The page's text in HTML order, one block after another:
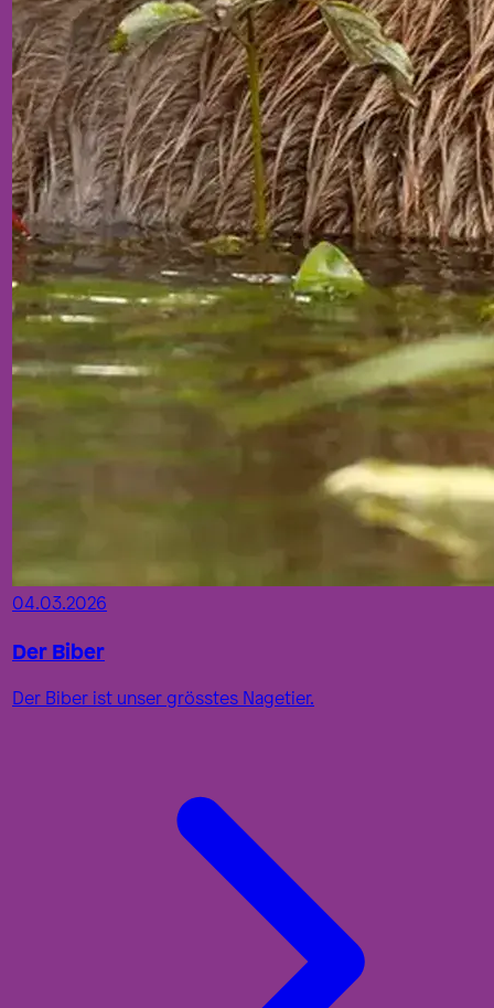
04.03.2026
Der Biber
Der Biber ist unser grösstes Nagetier.